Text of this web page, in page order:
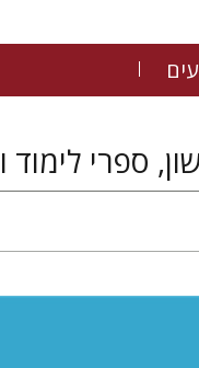
ספרי לימוד